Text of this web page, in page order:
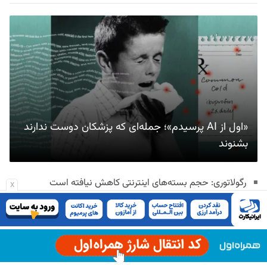
x
«اول از AI پرسیدم»؛ جمله‌ای که پزشکان دوست ندارند
بشنوند
رگولاتوری: حجم بسته‌های اینترنتی کاهش نیافته است
بلک‌راک، ویزا و مسترکارت به بلاکچین جدید سیرکل پیوستند
آینده اسپیس‌ایکس به موفقیت استارشیپ گره خورده است